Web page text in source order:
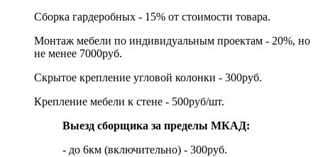
Сборка гардеробных - 15% от стоимости товара.
Монтаж мебели по индивидуальным проектам - 20%, но
не менее 7000руб.
Скрытое крепление угловой колонки - 300руб.
Крепление мебели к стене - 500руб/шт.
Выезд сборщика за пределы МКАД:
- до 6км (включительно) - 300руб.